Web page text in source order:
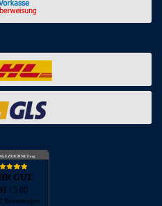
.org
GUT
/ 5.00
Bewertungen